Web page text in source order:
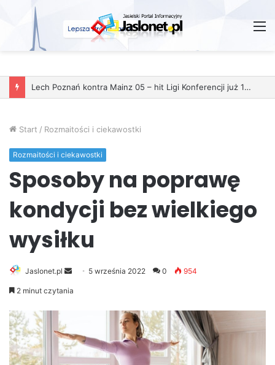
Start / Rozmaitości i ciekawostki
Rozmaitości i ciekawostki
Sposoby na poprawę
kondycji bez wielkiego
wysiłku
Jaslonet.pl
n
e
5 września 2022 0 954
2 minut czytania